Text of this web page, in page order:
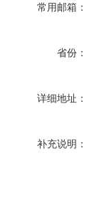
常用邮箱：
省份：
详细地址：
补充说明：